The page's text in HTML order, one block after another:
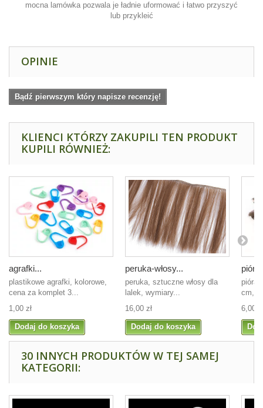
mocna lamówka pozwala je ładnie uformować i łatwo przyszyć
lub przykleić
OPINIE
Bądź pierwszym który napisze recenzję!
KLIENCI KTÓRZY ZAKUPILI TEN PRODUKT
KUPILI RÓWNIEŻ:
agrafki...
plastikowe agrafki, kolorowe,
cena za komplet 3...
1,00 zł
Dodaj do koszyka
peruka-włosy...
peruka, sztuczne włosy dla
lalek, wymiary...
16,00 zł
Dodaj do koszyka
pióra
pióra
cm,
6,00
30 INNYCH PRODUKTÓW W TEJ SAMEJ
KATEGORII: